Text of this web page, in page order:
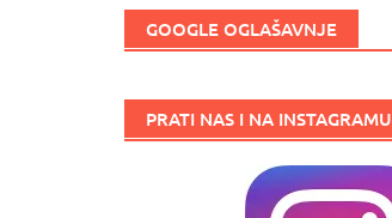
GOOGLE OGLAŠAVNJE
PRATI NAS I NA INSTAGRAMU